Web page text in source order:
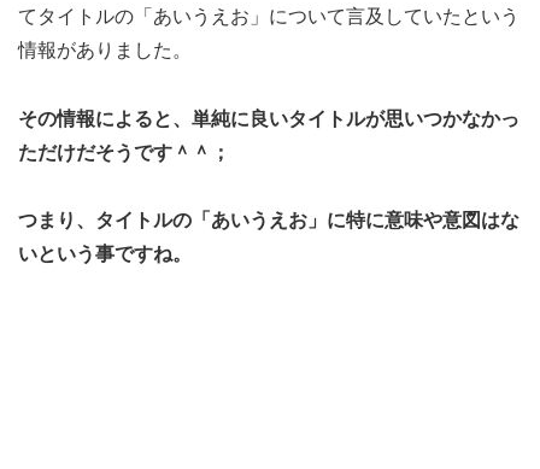
てタイトルの「あいうえお」について言及していたという
情報がありました。
その情報によると、単純に良いタイトルが思いつかなかっ
ただけだそうです＾＾；
つまり、タイトルの「あいうえお」に特に意味や意図はな
いという事ですね。